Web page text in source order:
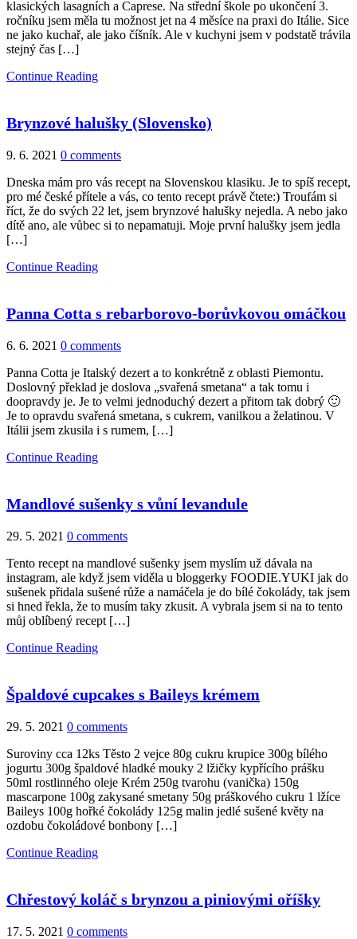
klasických lasagních a Caprese. Na střední škole po ukončení 3.
ročníku jsem měla tu možnost jet na 4 měsíce na praxi do Itálie. Sice
ne jako kuchař, ale jako číšník. Ale v kuchyni jsem v podstatě trávila
stejný čas […]
Continue Reading
Brynzové halušky (Slovensko)
9. 6. 2021 0 comments
Dneska mám pro vás recept na Slovenskou klasiku. Je to spíš recept,
pro mé české přítele a vás, co tento recept právě čtete:) Troufám si
říct, že do svých 22 let, jsem brynzové halušky nejedla. A nebo jako
dítě ano, ale vůbec si to nepamatuji. Moje první halušky jsem jedla
[…]
Continue Reading
Panna Cotta s rebarborovo-borůvkovou omáčkou
6. 6. 2021 0 comments
Panna Cotta je Italský dezert a to konkrétně z oblasti Piemontu.
Doslovný překlad je doslova „svařená smetana“ a tak tomu i
doopravdy je. Je to velmi jednoduchý dezert a přitom tak dobrý 🙂
Je to opravdu svařená smetana, s cukrem, vanilkou a želatinou. V
Itálii jsem zkusila i s rumem, […]
Continue Reading
Mandlové sušenky s vůní levandule
29. 5. 2021 0 comments
Tento recept na mandlové sušenky jsem myslím už dávala na
instagram, ale když jsem viděla u bloggerky FOODIE.YUKI jak do
sušenek přidala sušené růže a namáčela je do bílé čokolády, tak jsem
si hned řekla, že to musím taky zkusit. A vybrala jsem si na to tento
můj oblíbený recept […]
Continue Reading
Špaldové cupcakes s Baileys krémem
29. 5. 2021 0 comments
Suroviny cca 12ks Těsto 2 vejce 80g cukru krupice 300g bílého
jogurtu 300g špaldové hladké mouky 2 lžičky kypřícího prášku
50ml rostlinného oleje Krém 250g tvarohu (vanička) 150g
mascarpone 100g zakysané smetany 50g práškového cukru 1 lžíce
Baileys 100g hořké čokolády 125g malin jedlé sušené květy na
ozdobu čokoládové bonbony […]
Continue Reading
Chřestový koláč s brynzou a piniovými oříšky
17. 5. 2021 0 comments